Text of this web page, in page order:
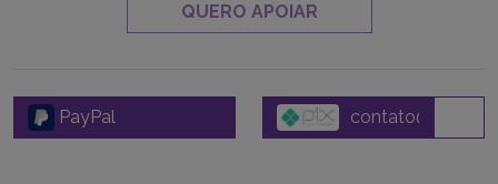
QUERO APOIAR
PayPal